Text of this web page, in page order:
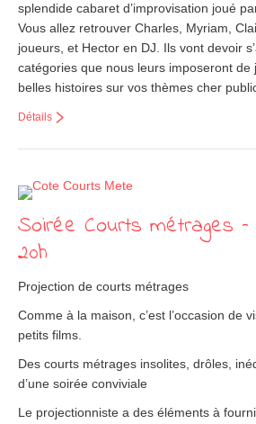
splendide cabaret d’improvisation joué
Vous allez retrouver Charles, Myriam,
joueurs, et Hector en DJ. Ils vont devoir
catégories que nous leurs imposeront de
belles histoires sur vos thèmes cher
Détails
Soirée Courts métrages
20h
Projection de courts métrages
Comme à la maison, c’est l’occasion de
petits films.
Des courts métrages insolites, drôles,
d’une soirée conviviale
Le projectionniste a des éléments à